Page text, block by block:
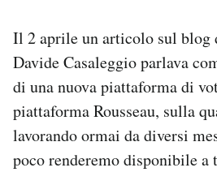
Il 2 aprile un articolo sul blog
Davide Casaleggio parlava
di una nuova piattaforma di
piattaforma Rousseau, sulla
lavorando ormai da diversi
poco renderemo disponibile